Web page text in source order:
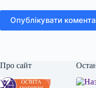
Опублікувати
Про сайт